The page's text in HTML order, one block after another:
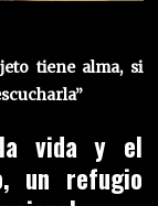
tiene alma, si
vida y el
un refugio